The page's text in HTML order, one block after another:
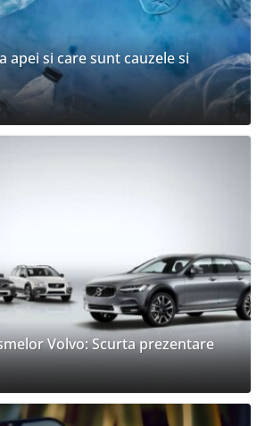
apei si care sunt cauzele si
Volvo: Scurta prezentare